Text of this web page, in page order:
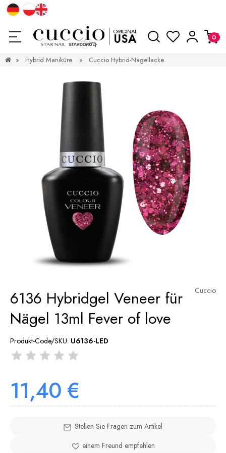
» Hybrid Maniküre » Cuccio Hybrid-Nagellacke
Cuccio
6136 Hybridgel Veneer für
Nägel 13ml Fever of love
Produkt-Code/SKU: U6136-LED
11,40 €
Stellen Sie Fragen zum Artikel
einem Freund empfehlen